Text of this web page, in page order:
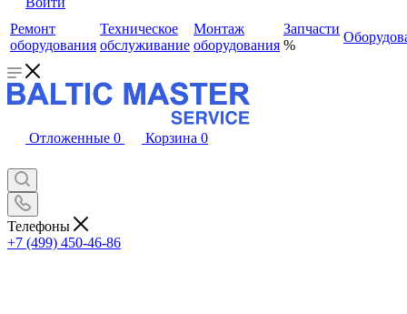
Ремонт
оборудования
Техническое
обслуживание
Монтаж
оборудования
Запчасти
%
Отложенные 0 Корзина 0
Телефоны
+7 (499) 450-46-86